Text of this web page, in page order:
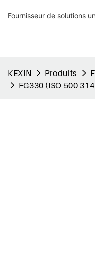
Fournisseur de solutions
KEXIN Produits
FG330 (ISO 500